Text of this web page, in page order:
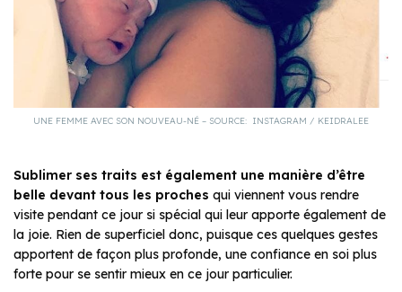
UNE FEMME AVEC SON NOUVEAU-NÉ – SOURCE: INSTAGRAM / KEIDRALEE
Sublimer ses traits est également une manière d’être
belle devant tous les proches qui viennent vous rendre
visite pendant ce jour si spécial qui leur apporte également de
la joie. Rien de superficiel donc, puisque ces quelques gestes
apportent de façon plus profonde, une confiance en soi plus
forte pour se sentir mieux en ce jour particulier.